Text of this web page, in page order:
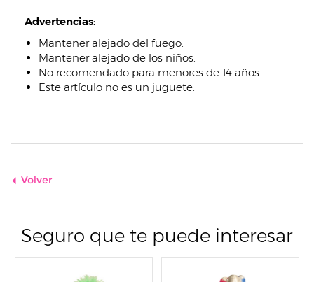
Advertencias:
Mantener alejado del fuego.
Mantener alejado de los niños.
No recomendado para menores de 14 años.
Este artículo no es un juguete.
Volver
Seguro que te puede interesar